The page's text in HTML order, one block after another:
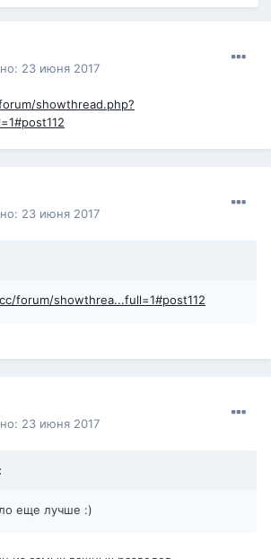
23 июня 2017
showthread.php?
23 июня 2017
forum/showthrea...full=1#post112
23 июня 2017
еще лучше :)